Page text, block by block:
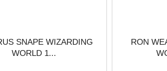
SNAPE WIZARDING
WORLD 1...
RON